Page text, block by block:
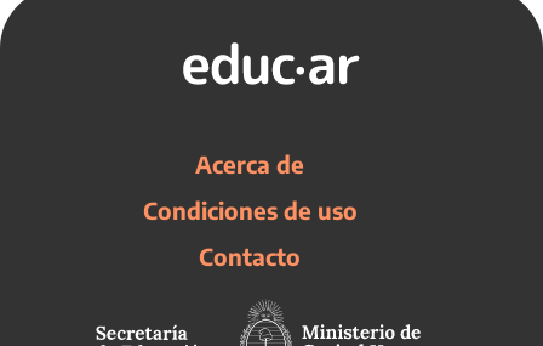
Acerca de
Condiciones de uso
Contacto